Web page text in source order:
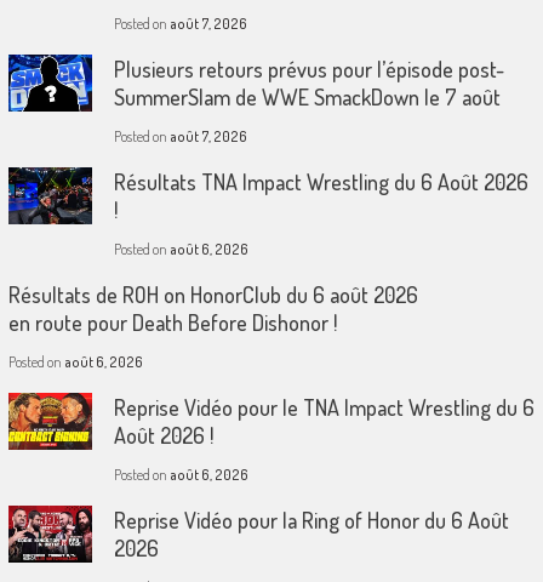
Posted on août 7, 2026
Plusieurs retours prévus pour l’épisode post-
SummerSlam de WWE SmackDown le 7 août
Posted on août 7, 2026
Résultats TNA Impact Wrestling du 6 Août 2026
!
Posted on août 6, 2026
Résultats de ROH on HonorClub du 6 août 2026
en route pour Death Before Dishonor !
Posted on août 6, 2026
Reprise Vidéo pour le TNA Impact Wrestling du 6
Août 2026 !
Posted on août 6, 2026
Reprise Vidéo pour la Ring of Honor du 6 Août
2026